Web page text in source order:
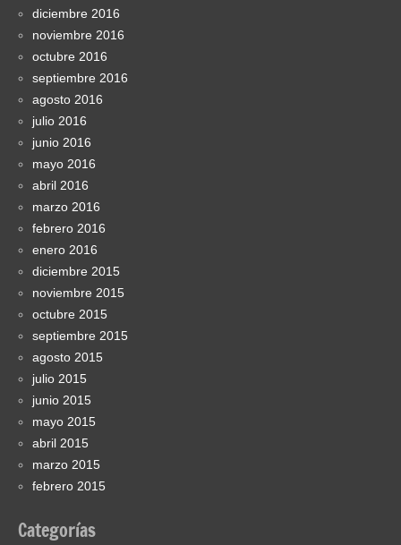
diciembre 2016
noviembre 2016
octubre 2016
septiembre 2016
agosto 2016
julio 2016
junio 2016
mayo 2016
abril 2016
marzo 2016
febrero 2016
enero 2016
diciembre 2015
noviembre 2015
octubre 2015
septiembre 2015
agosto 2015
julio 2015
junio 2015
mayo 2015
abril 2015
marzo 2015
febrero 2015
Categorías